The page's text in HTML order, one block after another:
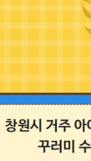
전자도서관